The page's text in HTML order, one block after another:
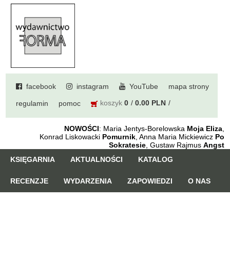
facebook instagram YouTube mapa strony
regulamin pomoc koszyk 0 0.00 PLN
NOWOŚCI: Maria Jentys-Borelowska Moja Eliza,
Konrad Liskowacki Pomurnik, Anna Maria Mickiewicz Po
Sokratesie, Gustaw Rajmus Angst
KSIĘGARNIA
AKTUALNOŚCI KATALOG
RECENZJE WYDARZENIA ZAPOWIEDZI O NAS